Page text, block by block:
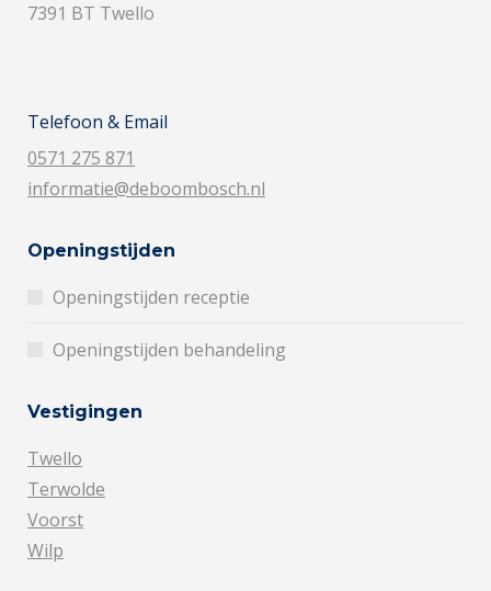
7391 BT Twello
Telefoon & Email
0571 275 871
informatie@deboombosch.nl
Openingstijden
Openingstijden receptie
Openingstijden behandeling
Vestigingen
Twello
Terwolde
Voorst
Wilp